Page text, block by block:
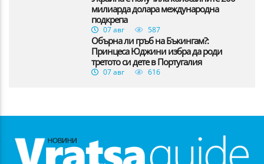
милиарда долара международна
подкрепа
07 авг 587
Обърна ли гръб на Бъкингам?:
Принцеса Юджини избра да роди
третото си дете в Португалия
07 авг 616